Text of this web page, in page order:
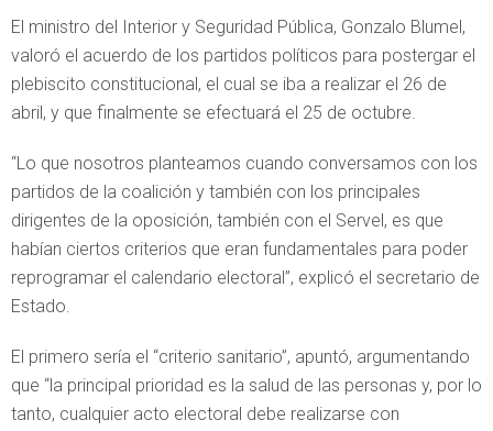
El ministro del Interior y Seguridad Pública, Gonzalo Blumel,
valoró el acuerdo de los partidos políticos para postergar el
plebiscito constitucional, el cual se iba a realizar el 26 de
abril, y que finalmente se efectuará el 25 de octubre.
“Lo que nosotros planteamos cuando conversamos con los
partidos de la coalición y también con los principales
dirigentes de la oposición, también con el Servel, es que
habían ciertos criterios que eran fundamentales para poder
reprogramar el calendario electoral”, explicó el secretario de
Estado.
El primero sería el “criterio sanitario”, apuntó, argumentando
que “la principal prioridad es la salud de las personas y, por lo
tanto, cualquier acto electoral debe realizarse con